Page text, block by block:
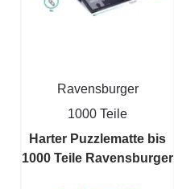
Ravensburger
1000 Teile
Harter Puzzlematte bis
1000 Teile Ravensburger